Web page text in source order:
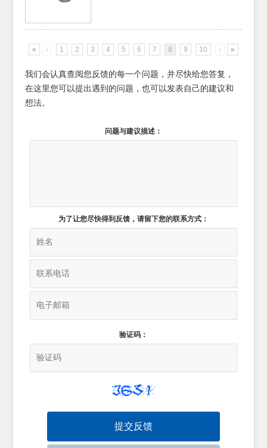
« ‹ 1 2 3 4 5 6 7 8 9 10 › »
我们会认真查阅您反馈的每一个问题，并尽快给您答复，
在这里您可以提出遇到的问题，也可以发表自己的建议和
想法。
问题与建议描述：
为了让您尽快得到反馈，请留下您的联系方式：
验证码：